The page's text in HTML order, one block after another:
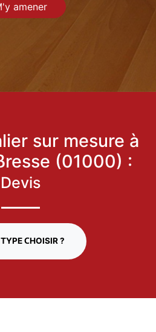
amener
sur mesure à
(01000) :
Devis
CHOISIR ?